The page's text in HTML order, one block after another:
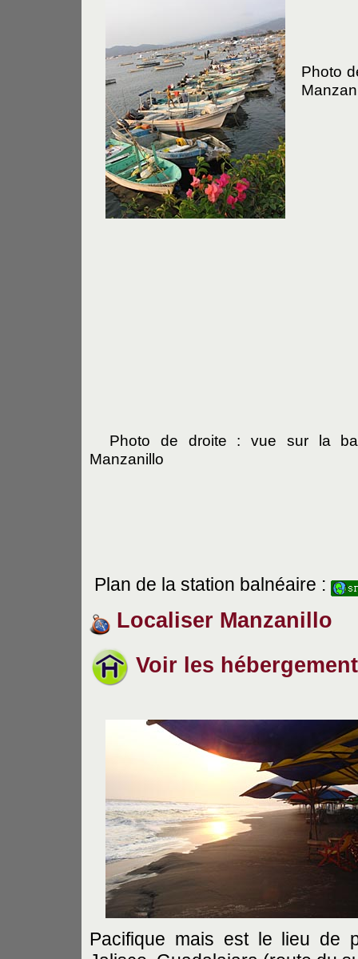
Photo
Photo de droite : vue sur la
Manzanillo
Plan de la station balnéaire :
Localiser Manzanillo
Voir les
Pacifique mais est le lieu de